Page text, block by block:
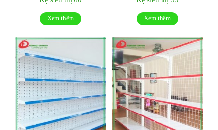
Xem thêm Xem thêm